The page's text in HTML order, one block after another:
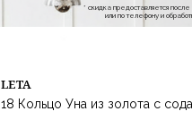
LETA
18 Кольцо Уна из золота с
* скидка предоставляется
или по телефону и